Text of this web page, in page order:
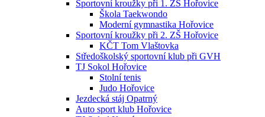
Sportovní kroužky při 1. ZŠ Hořovice
Škola Taekwondo
Moderní gymnastika Hořovice
Sportovní kroužky při 2. ZŠ Hořovice
KČT Tom Vlaštovka
Středoškolský sportovní klub při GVH
TJ Sokol Hořovice
Stolní tenis
Judo Hořovice
Jezdecká stáj Opatrný
Auto sport klub Hořovice